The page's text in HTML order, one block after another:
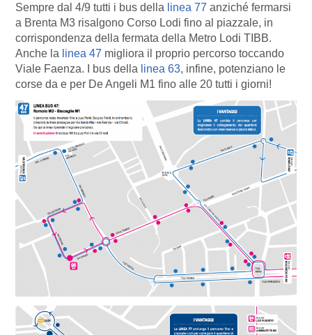
Sempre dal 4/9 tutti i bus della linea 77 anziché fermarsi
a Brenta M3 risalgono Corso Lodi fino al piazzale, in
corrispondenza della fermata della Metro Lodi TIBB.
Anche la linea 47 migliora il proprio percorso toccando
Viale Faenza. I bus della linea 63, infine, potenziano le
corse da e per De Angeli M1 fino alle 20 tutti i giorni!